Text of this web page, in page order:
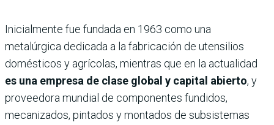
Inicialmente fue fundada en 1963 como una
metalúrgica dedicada a la fabricación de utensilios
domésticos y agrícolas, mientras que en la actualidad
es una empresa de clase global y capital abierto, y
proveedora mundial de componentes fundidos,
mecanizados, pintados y montados de subsistemas